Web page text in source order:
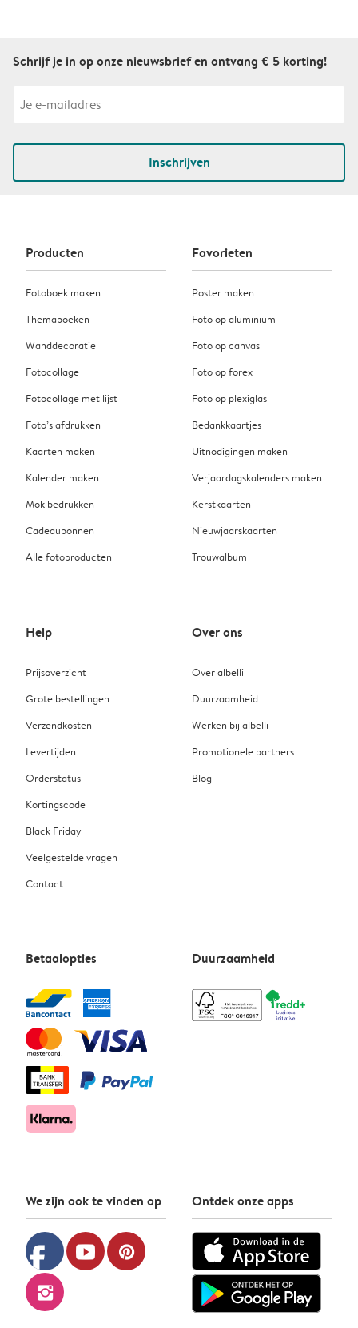
Schrijf je in op onze nieuwsbrief en ontvang € 5 korting!
Inschrijven
Producten
Fotoboek maken
Themaboeken
Wanddecoratie
Fotocollage
Fotocollage met lijst
Foto’s afdrukken
Kaarten maken
Kalender maken
Mok bedrukken
Cadeaubonnen
Alle fotoproducten
Favorieten
Poster maken
Foto op aluminium
Foto op canvas
Foto op forex
Foto op plexiglas
Bedankkaartjes
Uitnodigingen maken
Verjaardagskalenders maken
Kerstkaarten
Nieuwjaarskaarten
Trouwalbum
Help
Prijsoverzicht
Grote bestellingen
Verzendkosten
Levertijden
Orderstatus
Kortingscode
Black Friday
Veelgestelde vragen
Contact
Over ons
Over albelli
Duurzaamheid
Werken bij albelli
Promotionele partners
Blog
Betaalopties Duurzaamheid
We zijn ook te vinden op
facebook youtube pinterest
instagram
Ontdek onze apps